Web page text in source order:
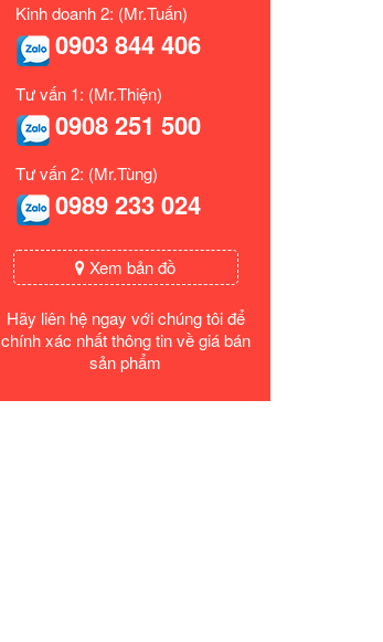
Kinh doanh 2: (Mr.Tuấn)
0903 844 406
Tư vấn 1: (Mr.Thiện)
0908 251 500
Tư vấn 2: (Mr.Tùng)
0989 233 024
Xem bản đồ
Hãy liên hệ ngay với chúng tôi để
chính xác nhất thông tin về giá bán
sản phẩm